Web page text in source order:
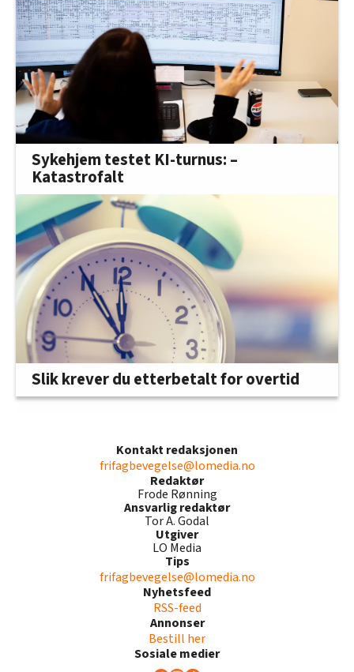
Sykehjem testet KI-turnus: –
Katastrofalt
Slik krever du etterbetalt for overtid
Kontakt redaksjonen
frifagbevegelse@lomedia.no
Redaktør
Frode Rønning
Ansvarlig redaktør
Tor A. Godal
Utgiver
LO Media
Tips
frifagbevegelse@lomedia.no
Nyhetsfeed
RSS-feed
Annonser
Bestill her
Sosiale medier